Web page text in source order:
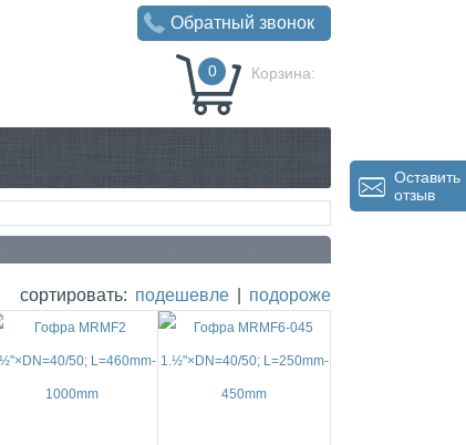
Корзина:
0
Обратный звонок
сортировать: подешевле подороже
Оставить
отзыв